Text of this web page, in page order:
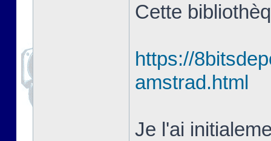
Cette
https://
amstrad.html
Je l'ai